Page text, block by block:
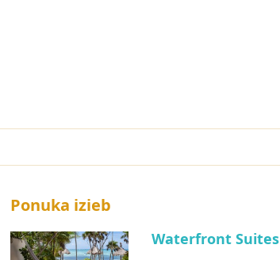
Ponuka izieb
Waterfront Suites